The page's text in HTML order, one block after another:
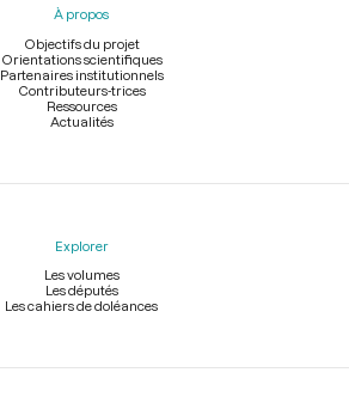
À propos
Objectifs du projet
Orientations scientifiques
Partenaires institutionnels
Contributeurs-trices
Ressources
Actualités
Explorer
Les volumes
Les députés
Les cahiers de doléances